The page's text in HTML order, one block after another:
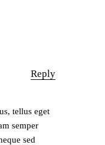
Reply
tellus eget
semper
sed